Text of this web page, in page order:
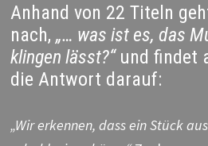
Anhand von 22 Titeln
nach, „… was ist es, das
klingen lässt?“ und findet
die Antwort darauf:
„Wir erkennen, dass ein Stück